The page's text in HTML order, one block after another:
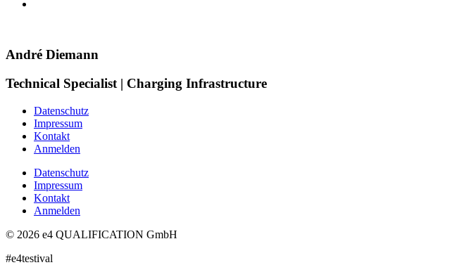
André Diemann
Technical Specialist | Charging Infrastructure
Datenschutz
Impressum
Kontakt
Anmelden
Datenschutz
Impressum
Kontakt
Anmelden
© 2026 e4 QUALIFICATION GmbH
#e4testival